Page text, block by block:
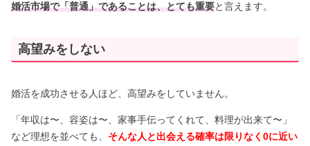
婚活市場で「普通」であることは、とても重要と言えます。
高望みをしない
婚活を成功させる人ほど、高望みをしていません。
「年収は〜、容姿は〜、家事手伝ってくれて、料理が出来て〜」
など理想を並べても、 そんな人と出会える確率は限りなく0に近い